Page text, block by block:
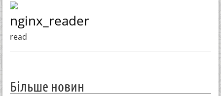
nginx_reader
read
Більше новин